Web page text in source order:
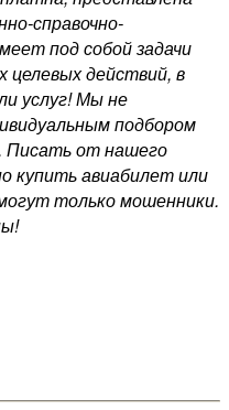
справочно-
под собой задачи
действий, в
услуг! Мы не
подбором
Писать от нашего
купить авиабилет или
только мошенники.